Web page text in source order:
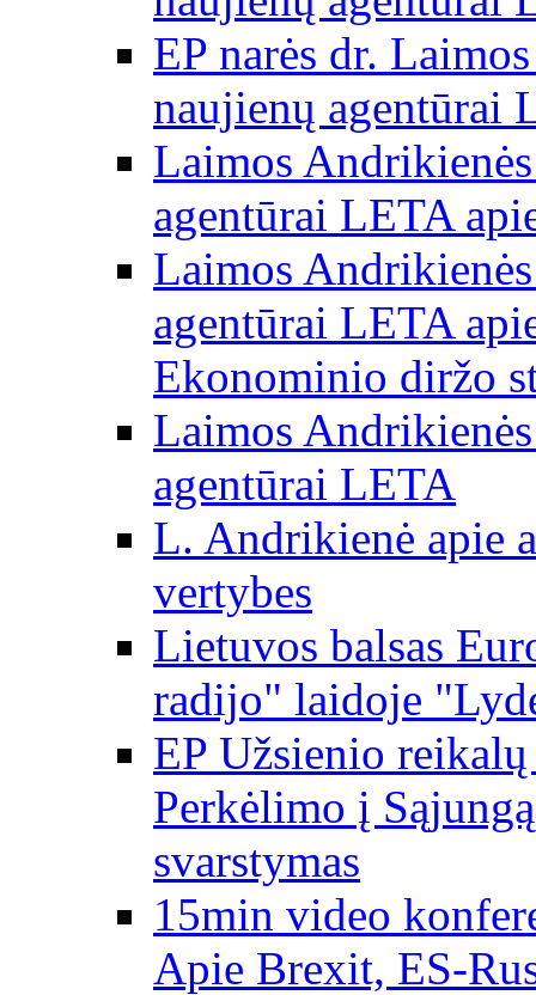
EP narės dr.
naujienų agentūrai
Laimos
agentūrai LETA
Laimos
agentūrai LETA
Ekonominio diržo
Laimos
agentūrai LETA
L. Andrikienė apie
vertybes
Lietuvos balsas
radijo" laidoje
EP Užsienio
Perkėlimo į
svarstymas
15min video
Apie Brexit, ES-